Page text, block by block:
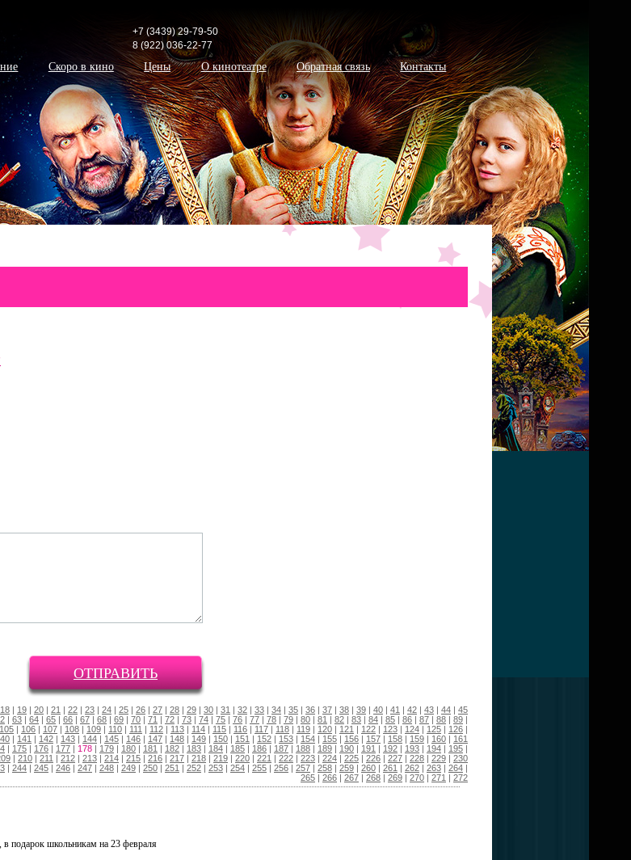
+7 (3439) 29-79-50
8 (922) 036-22-77
Скоро в кино Цены О кинотеатре Обратная связь Контакты
ОТПРАВИТЬ
18 | 19 | 20 | 21 | 22 | 23 | 24 | 25 | 26 | 27 | 28 | 29 | 30 | 31 | 32 | 33 | 34 | 35 | 36 | 37 | 38 | 39 | 40 | 41 | 42 | 43 | 44 | 45
| 63 | 64 | 65 | 66 | 67 | 68 | 69 | 70 | 71 | 72 | 73 | 74 | 75 | 76 | 77 | 78 | 79 | 80 | 81 | 82 | 83 | 84 | 85 | 86 | 87 | 88 | 89 |
105 | 106 | 107 | 108 | 109 | 110 | 111 | 112 | 113 | 114 | 115 | 116 | 117 | 118 | 119 | 120 | 121 | 122 | 123 | 124 | 125 | 126 |
| 141 | 142 | 143 | 144 | 145 | 146 | 147 | 148 | 149 | 150 | 151 | 152 | 153 | 154 | 155 | 156 | 157 | 158 | 159 | 160 | 161
| 175 | 176 | 177 | 178 | 179 | 180 | 181 | 182 | 183 | 184 | 185 | 186 | 187 | 188 | 189 | 190 | 191 | 192 | 193 | 194 | 195 |
| 210 | 211 | 212 | 213 | 214 | 215 | 216 | 217 | 218 | 219 | 220 | 221 | 222 | 223 | 224 | 225 | 226 | 227 | 228 | 229 | 230
| 244 | 245 | 246 | 247 | 248 | 249 | 250 | 251 | 252 | 253 | 254 | 255 | 256 | 257 | 258 | 259 | 260 | 261 | 262 | 263 | 264 |
265 | 266 | 267 | 268 | 269 | 270 | 271 | 272
подарок школьникам на 23 февраля